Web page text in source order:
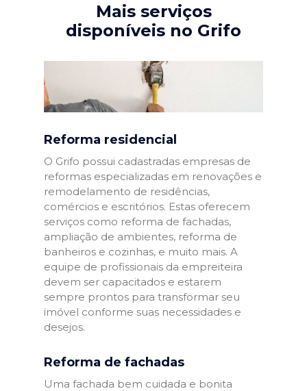
Mais serviços
disponíveis no Grifo
Reforma residencial
O Grifo possui cadastradas empresas de
reformas especializadas em renovações e
remodelamento de residências,
comércios e escritórios. Estas oferecem
serviços como reforma de fachadas,
ampliação de ambientes, reforma de
banheiros e cozinhas, e muito mais. A
equipe de profissionais da empreiteira
devem ser capacitados e estarem
sempre prontos para transformar seu
imóvel conforme suas necessidades e
desejos.
Reforma de fachadas
Uma fachada bem cuidada e bonita